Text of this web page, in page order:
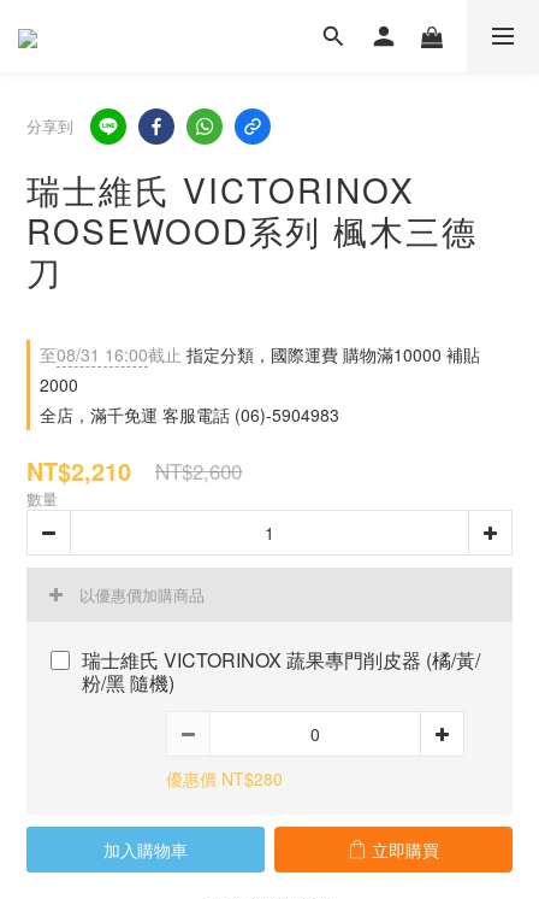
分享到
瑞士維氏 VICTORINOX
ROSEWOOD系列 楓木三德
刀
至08/31 16:00截止 指定分類，國際運費 購物滿10000 補貼
2000
全店，滿千免運 客服電話 (06)-5904983
NT$2,210 NT$2,600
數量
以優惠價加購商品
瑞士維氏 VICTORINOX 蔬果專門削皮器 (橘/黃/
粉/黑 隨機)
優惠價 NT$280
加入購物車 立即購買